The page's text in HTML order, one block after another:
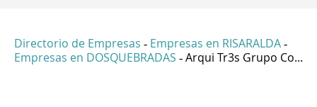
Directorio de Empresas - Empresas en RISARALDA -
Empresas en DOSQUEBRADAS - Arqui Tr3s Grupo Co...